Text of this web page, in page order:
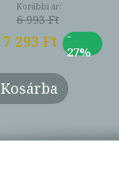
Korábbi ár:
6 993 Ft
7 293 Ft -
27%
Kosárba